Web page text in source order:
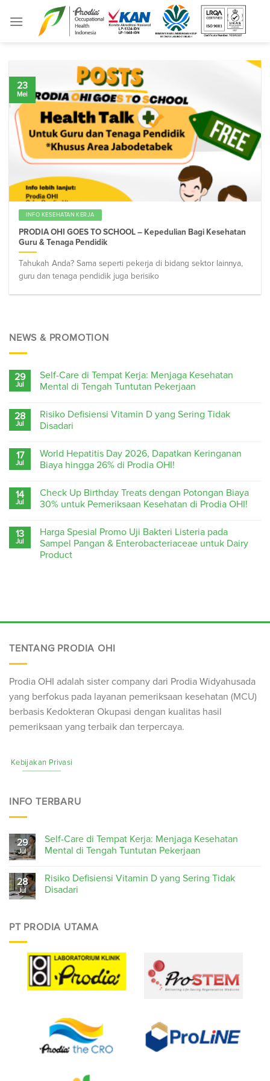
INFO KESEHATAN KERJA
PRODIA OHI GOES TO SCHOOL – Kepedulian Bagi Kesehatan
Guru & Tenaga Pendidik
Tahukah Anda? Sama seperti pekerja di bidang sektor lainnya,
guru dan tenaga pendidik juga berisiko
23
Mei
NEWS & PROMOTION
29
Jul
Self-Care di Tempat Kerja: Menjaga Kesehatan
Mental di Tengah Tuntutan Pekerjaan
28
Jul
Risiko Defisiensi Vitamin D yang Sering Tidak
Disadari
17
Jul
World Hepatitis Day 2026, Dapatkan Keringanan
Biaya hingga 26% di Prodia OHI!
14
Jul
Check Up Birthday Treats dengan Potongan Biaya
30% untuk Pemeriksaan Kesehatan di Prodia OHI!
13
Jul
Harga Spesial Promo Uji Bakteri Listeria pada
Sampel Pangan & Enterobacteriaceae untuk Dairy
Product
TENTANG PRODIA OHI
Prodia OHI adalah sister company dari Prodia Widyahusada
yang berfokus pada layanan pemeriksaan kesehatan (MCU)
berbasis Kedokteran Okupasi dengan kualitas hasil
pemeriksaan yang terbaik dan terpercaya.
Kebijakan Privasi
INFO TERBARU
29
Jul
Self-Care di Tempat Kerja: Menjaga Kesehatan
Mental di Tengah Tuntutan Pekerjaan
28
Jul
Risiko Defisiensi Vitamin D yang Sering Tidak
Disadari
PT PRODIA UTAMA